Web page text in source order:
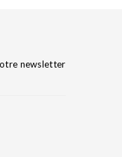
newsletter